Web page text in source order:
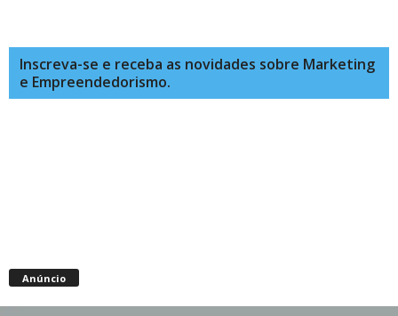
Inscreva-se e receba as novidades sobre Marketing
e Empreendedorismo.
Anúncio